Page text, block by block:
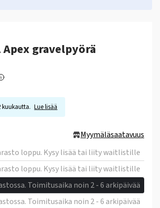
gravelpyörä
kuukautta. Lue lisää
Myymäläsaatavuus
loppu. Kysy lisää tai liity waitlistille
loppu. Kysy lisää tai liity waitlistille
Toimitusaika noin 2 - 6 arkipäivää
Toimitusaika noin 2 - 6 arkipäivää